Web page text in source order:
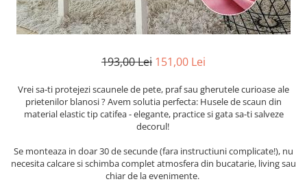
Lenjerii De Pat Volanase
Lenjerii De Pat, Finet Premium 3D,
Lenjerii De Pat Jacquard
Lenjerii De Pat Catifea
Lenjerii De Pat Cocolino
Persoane
Set Lenjerie Pat Blanita Iepure, 6
Piese, Cu Pilota Inclusa
193,00 Lei 151,00 Lei
Vrei sa-ti protejezi scaunele de pete, praf sau gherutele curioase ale
prietenilor blanosi ? Avem solutia perfecta: Husele de scaun din
material elastic tip catifea - elegante, practice si gata sa-ti salveze
decorul!
Se monteaza in doar 30 de secunde (fara instructiuni complicate!), nu
necesita calcare si schimba complet atmosfera din bucatarie, living sau
chiar de la evenimente.